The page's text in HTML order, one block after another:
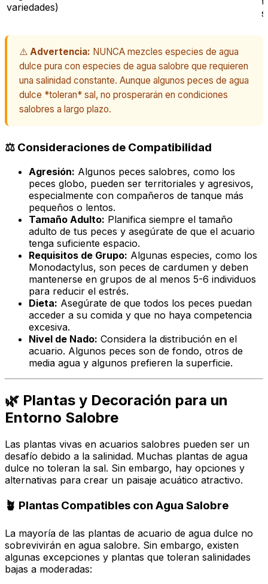
variedades)
⚠️ Advertencia: NUNCA mezcles especies de agua
dulce pura con especies de agua salobre que requieren
una salinidad constante. Aunque algunos peces de agua
dulce *toleran* sal, no prosperarán en condiciones
salobres a largo plazo.
⚖️ Consideraciones de Compatibilidad
Agresión: Algunos peces salobres, como los
peces globo, pueden ser territoriales y agresivos,
especialmente con compañeros de tanque más
pequeños o lentos.
Tamaño Adulto: Planifica siempre el tamaño
adulto de tus peces y asegúrate de que el acuario
tenga suficiente espacio.
Requisitos de Grupo: Algunas especies, como los
Monodactylus, son peces de cardumen y deben
mantenerse en grupos de al menos 5-6 individuos
para reducir el estrés.
Dieta: Asegúrate de que todos los peces puedan
acceder a su comida y que no haya competencia
excesiva.
Nivel de Nado: Considera la distribución en el
acuario. Algunos peces son de fondo, otros de
media agua y algunos prefieren la superficie.
🌿 Plantas y Decoración para un
Entorno Salobre
Las plantas vivas en acuarios salobres pueden ser un
desafío debido a la salinidad. Muchas plantas de agua
dulce no toleran la sal. Sin embargo, hay opciones y
alternativas para crear un paisaje acuático atractivo.
🪴 Plantas Compatibles con Agua Salobre
La mayoría de las plantas de acuario de agua dulce no
sobrevivirán en agua salobre. Sin embargo, existen
algunas excepciones y plantas que toleran salinidades
bajas a moderadas: